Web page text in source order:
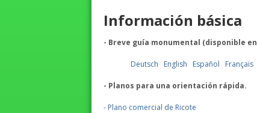
Información básica
- Breve guía monumental (disponible
Deutsch English Español Français
- Planos para una orientación rápida.
- Plano comercial de Ricote